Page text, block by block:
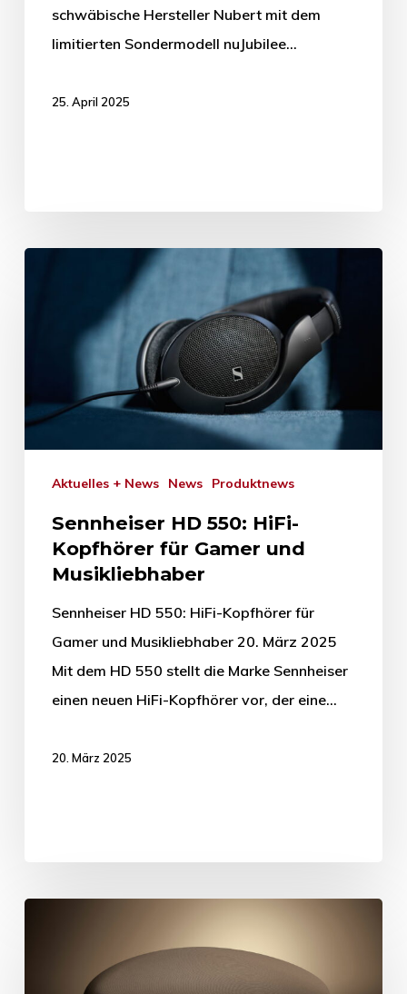
schwäbische Hersteller Nubert mit dem
limitierten Sondermodell nuJubilee…
25. April 2025
Aktuelles + News News Produktnews
Sennheiser HD 550: HiFi-
Kopfhörer für Gamer und
Musikliebhaber
Sennheiser HD 550: HiFi-Kopfhörer für
Gamer und Musikliebhaber 20. März 2025
Mit dem HD 550 stellt die Marke Sennheiser
einen neuen HiFi-Kopfhörer vor, der eine…
20. März 2025